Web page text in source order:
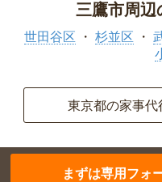
三鷹市周辺
世田谷区 杉並区
東京都の家事代
まずは専用フォ